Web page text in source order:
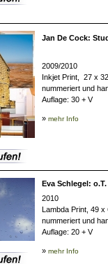
Jan De Cock:
2009/2010
Inkjet Print, 27 x
nummeriert und
Auflage: 30 + V
» mehr Info
Eva Schlegel: o.T.
2010
Lambda Print, 49 x
nummeriert und
Auflage: 20 + V
» mehr Info